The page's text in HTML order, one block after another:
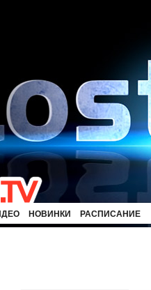
НОВИНКИ РАСПИСАНИЕ